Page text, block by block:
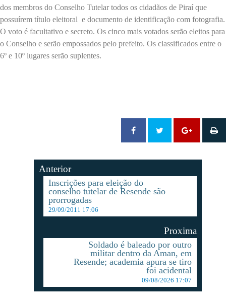
dos membros do Conselho Tutelar todos os cidadãos de Piraí que
possuírem título eleitoral e documento de identificação com fotografia.
O voto é facultativo e secreto. Os cinco mais votados serão eleitos para
o Conselho e serão empossados pelo prefeito. Os classificados entre o
6º e 10º lugares serão suplentes.
Anterior
Inscrições para eleição do
conselho tutelar de Resende são
prorrogadas
29/09/2011 17:06
Proxima
Soldado é baleado por outro
militar dentro da Aman, em
Resende; academia apura se tiro
foi acidental
09/08/2026 17:07